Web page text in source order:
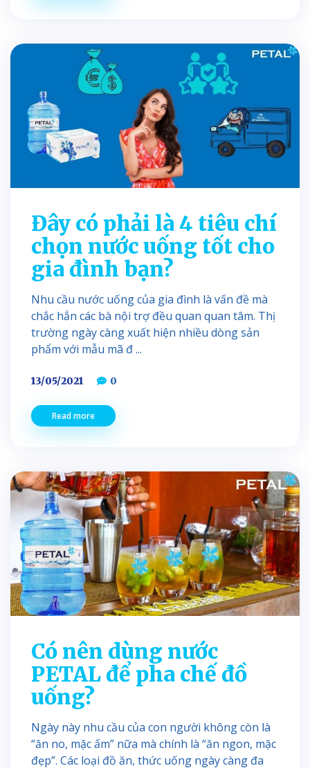
Đây có phải là 4 tiêu chí
chọn nước uống tốt cho
gia đình bạn?
Nhu cầu nước uống của gia đình là vấn đề mà
chắc hẳn các bà nội trợ đều quan quan tâm. Thị
trường ngày càng xuất hiện nhiều dòng sản
phẩm với mẫu mã đ ...
13/05/2021 0
Read more
Có nên dùng nước
PETAL để pha chế đồ
uống?
Ngày này nhu cầu của con người không còn là
“ăn no, mặc ấm” nữa mà chính là “ăn ngon, mặc
đẹp”. Các loại đồ ăn, thức uống ngày càng đa